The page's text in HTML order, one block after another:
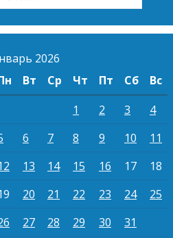
2026
Вт Ср Чт Пт Сб
Вс
1
2 3
4
6 7 8 9 10
11
13 14 15 16 17
18
20 21 22 23 24
25
27 28 29 30 31